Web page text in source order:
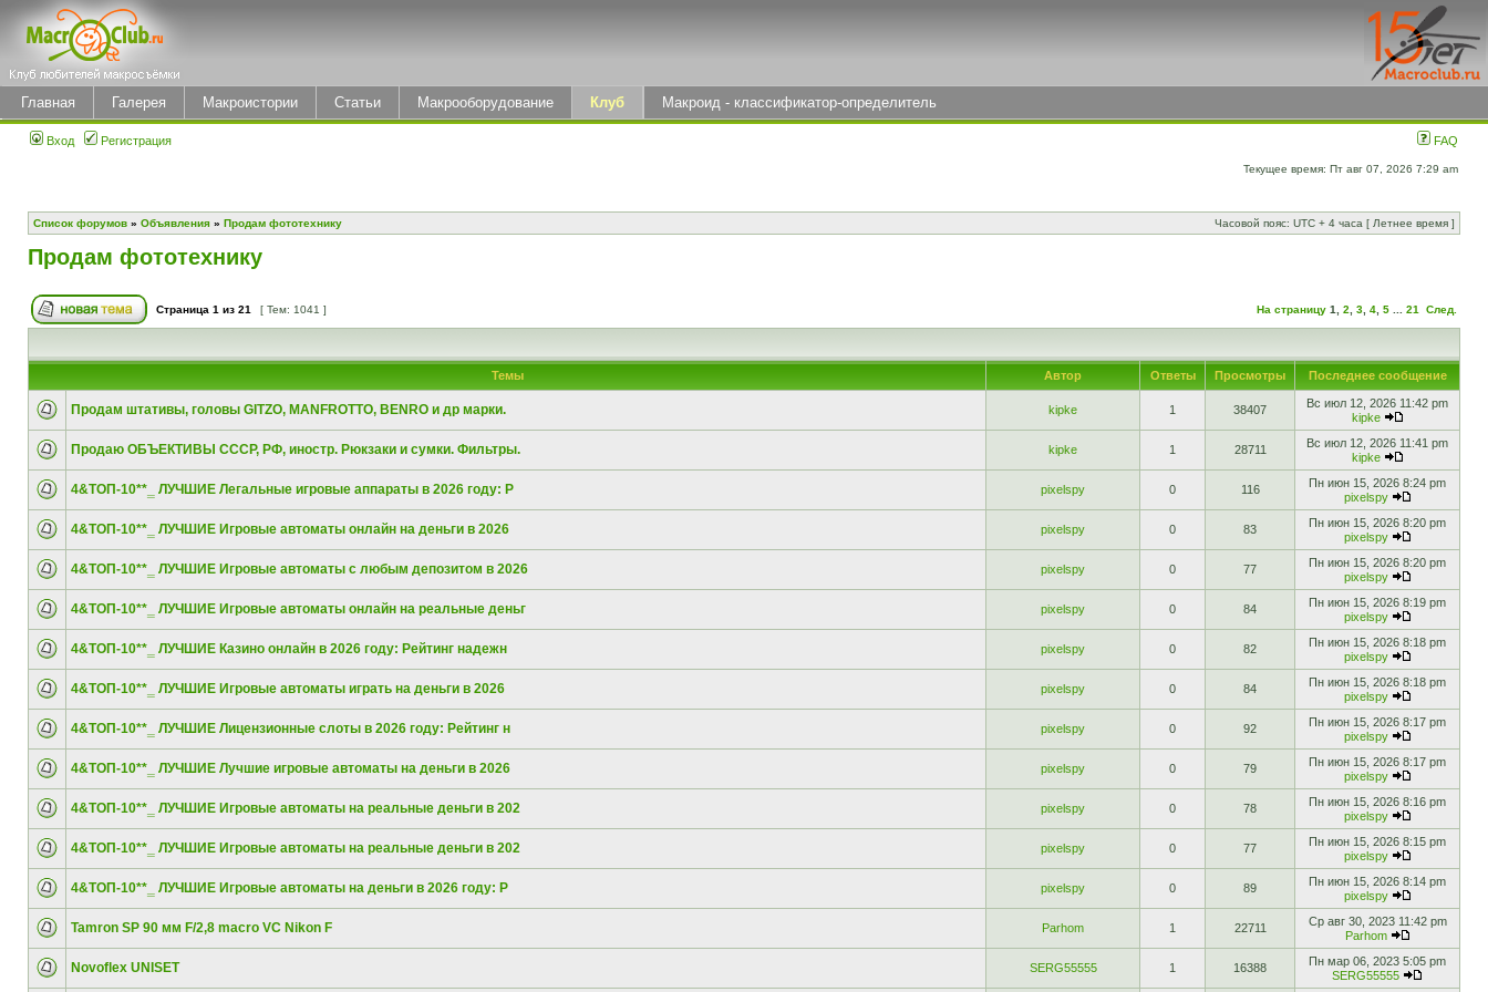
Главная Галерея Макроистории Статьи Макрооборудование Клуб Макроид - классификатор-определитель
Вход Регистрация FAQ
Текущее время: Пт авг 07, 2026 7:29 am
Список форумов » Объявления » Продам фототехнику Часовой пояс: UTC + 4 часа [ Летнее время ]
Продам фототехнику
Страница 1 из 21 [ Тем: 1041 ] На страницу 1 2 3 4 5 21 След.
Темы Автор Ответы Просмотры Последнее сообщение
Продам штативы, головы GITZO, MANFROTTO, BENRO и др марки. kipke 1 38407
Вс июл 12, 2026 11:42 pm
kipke
Продаю ОБЪЕКТИВЫ СССР, РФ, иностр. Рюкзаки и сумки. Фильтры. kipke 1 28711
Вс июл 12, 2026 11:41 pm
kipke
4&ТОП-10**‗ ЛУЧШИЕ Легальные игровые аппараты в 2026 году: Р pixelspy 0 116
Пн июн 15, 2026 8:24 pm
pixelspy
4&ТОП-10**‗ ЛУЧШИЕ Игровые автоматы онлайн на деньги в 2026 pixelspy 0 83
Пн июн 15, 2026 8:20 pm
pixelspy
4&ТОП-10**‗ ЛУЧШИЕ Игровые автоматы с любым депозитом в 2026 pixelspy 0 77
Пн июн 15, 2026 8:20 pm
pixelspy
4&ТОП-10**‗ ЛУЧШИЕ Игровые автоматы онлайн на реальные деньг pixelspy 0 84
Пн июн 15, 2026 8:19 pm
pixelspy
4&ТОП-10**‗ ЛУЧШИЕ Казино онлайн в 2026 году: Рейтинг надежн pixelspy 0 82
Пн июн 15, 2026 8:18 pm
pixelspy
4&ТОП-10**‗ ЛУЧШИЕ Игровые автоматы играть на деньги в 2026 pixelspy 0 84
Пн июн 15, 2026 8:18 pm
pixelspy
4&ТОП-10**‗ ЛУЧШИЕ Лицензионные слоты в 2026 году: Рейтинг н pixelspy 0 92
Пн июн 15, 2026 8:17 pm
pixelspy
4&ТОП-10**‗ ЛУЧШИЕ Лучшие игровые автоматы на деньги в 2026 pixelspy 0 79
Пн июн 15, 2026 8:17 pm
pixelspy
4&ТОП-10**‗ ЛУЧШИЕ Игровые автоматы на реальные деньги в 202 pixelspy 0 78
Пн июн 15, 2026 8:16 pm
pixelspy
4&ТОП-10**‗ ЛУЧШИЕ Игровые автоматы на реальные деньги в 202 pixelspy 0 77
Пн июн 15, 2026 8:15 pm
pixelspy
4&ТОП-10**‗ ЛУЧШИЕ Игровые автоматы на деньги в 2026 году: Р pixelspy 0 89
Пн июн 15, 2026 8:14 pm
pixelspy
Tamron SP 90 мм F/2,8 macro VC Nikon F Parhom 1 22711
Ср авг 30, 2023 11:42 pm
Parhom
Novoflex UNISET SERG55555 1 16388
Пн мар 06, 2023 5:05 pm
SERG55555